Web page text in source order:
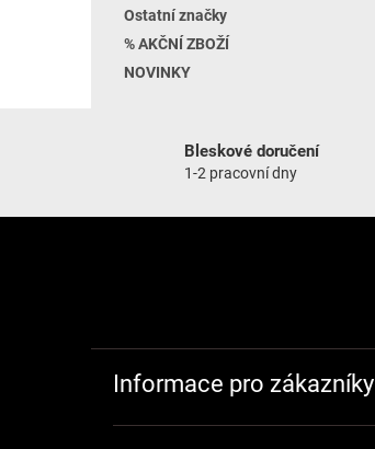
Ostatní značky
% AKČNÍ ZBOŽÍ
NOVINKY
Bleskové doručení
1-2 pracovní dny
Informace pro zákazníky